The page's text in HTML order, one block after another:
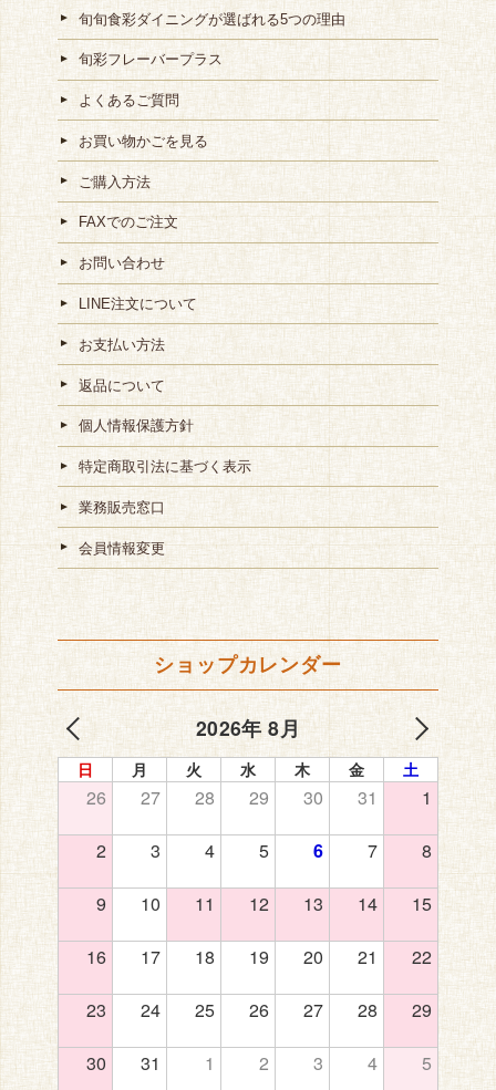
旬旬食彩ダイニングが選ばれる5つの理由
旬彩フレーバープラス
よくあるご質問
お買い物かごを見る
ご購入方法
FAXでのご注文
お問い合わせ
LINE注文について
お支払い方法
返品について
個人情報保護方針
特定商取引法に基づく表示
業務販売窓口
会員情報変更
ショップカレンダー
2026年 8月
日 月 火 水 木 金 土
26 27 28 29 30 31 1
2 3 4 5 6 7 8
9 10 11 12 13 14 15
16 17 18 19 20 21 22
23 24 25 26 27 28 29
30 31 1 2 3 4 5